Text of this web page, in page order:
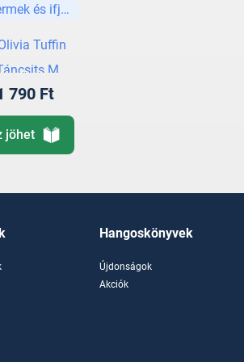
póni
és ifjúsági
Tuffin
Maja
790 Ft
jöhet
Hangoskönyvek
Újdonságok
Akciók